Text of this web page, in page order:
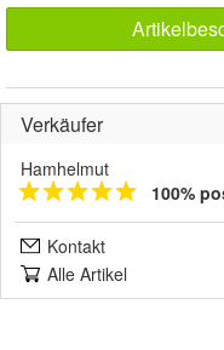
Verkäufer
Hamhelmut
100%
Kontakt
Alle Artikel